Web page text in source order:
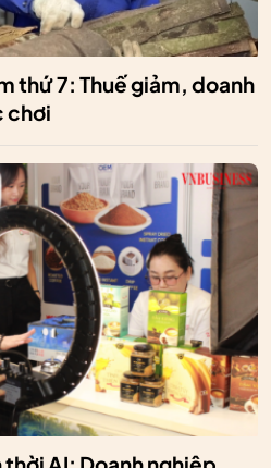
thứ 7: Thuế giảm, doanh
chơi